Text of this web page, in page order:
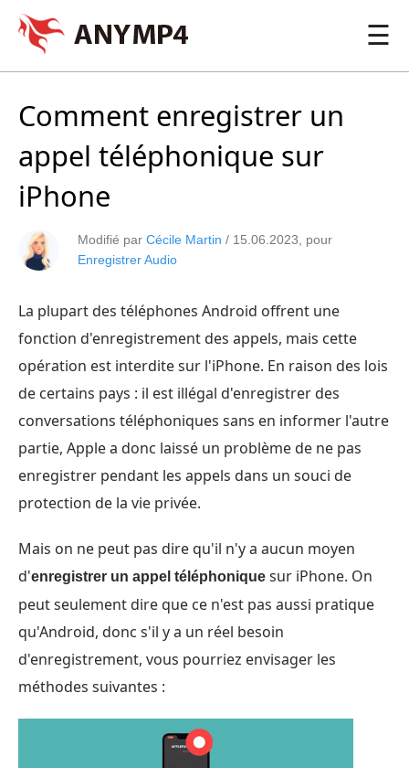
☰
Comment enregistrer un
appel téléphonique sur
iPhone
Modifié par Cécile Martin / 15.06.2023 , pour
Enregistrer Audio
La plupart des téléphones Android offrent une
fonction d'enregistrement des appels, mais cette
opération est interdite sur l'iPhone. En raison des lois
de certains pays : il est illégal d'enregistrer des
conversations téléphoniques sans en informer l'autre
partie, Apple a donc laissé un problème de ne pas
enregistrer pendant les appels dans un souci de
protection de la vie privée.
Mais on ne peut pas dire qu'il n'y a aucun moyen
d'enregistrer un appel téléphonique sur iPhone. On
peut seulement dire que ce n'est pas aussi pratique
qu'Android, donc s'il y a un réel besoin
d'enregistrement, vous pourriez envisager les
méthodes suivantes :